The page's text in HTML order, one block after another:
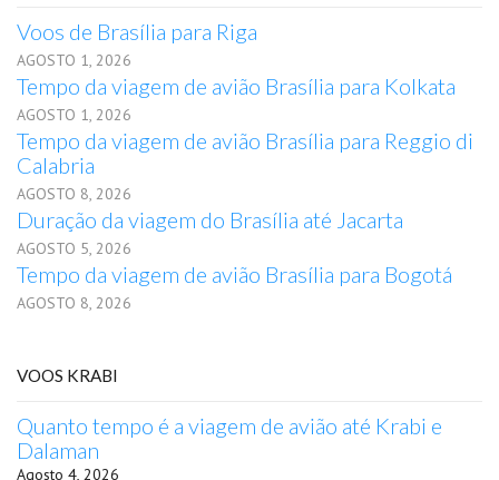
Voos de Brasília para Riga
AGOSTO 1, 2026
Tempo da viagem de avião Brasília para Kolkata
AGOSTO 1, 2026
Tempo da viagem de avião Brasília para Reggio di
Calabria
AGOSTO 8, 2026
Duração da viagem do Brasília até Jacarta
AGOSTO 5, 2026
Tempo da viagem de avião Brasília para Bogotá
AGOSTO 8, 2026
VOOS KRABI
Quanto tempo é a viagem de avião até Krabi e
Dalaman
Agosto 4, 2026